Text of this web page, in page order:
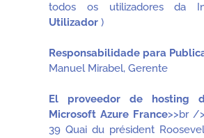
todos os utilizadores da
Utilizador )
Responsabilidade para
Manuel Mirabel, Gerente
El proveedor de hosting
Microsoft Azure France>>br /
39 Quai du président